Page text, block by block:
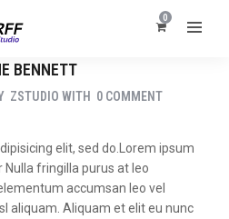
0
BENNETT
ZSTUDIO WITH 0 COMMENT
elit, sed do.Lorem ipsum
fringilla purus at leo
accumsan leo vel
aliquam. Aliquam et elit eu nunc